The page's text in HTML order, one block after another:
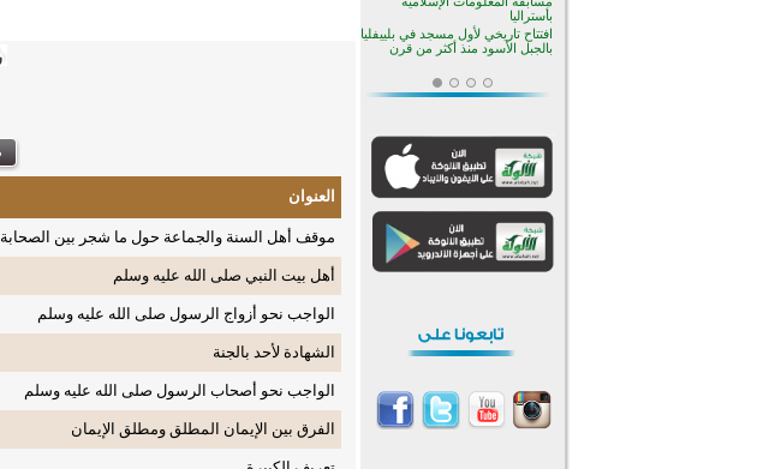
العنوان
موقف أهل السنة والجماعة حول ما شجر بين الصحابة
أهل بيت النبي صلى الله عليه وسلم
الواجب نحو أزواج الرسول صلى الله عليه وسلم
الشهادة لأحد بالجنة
الواجب نحو أصحاب الرسول صلى الله عليه وسلم
الفرق بين الإيمان المطلق ومطلق الإيمان
بأستراليا
افتتاح تاريخي لأول مسجد في بلييفليا
بالجبل الأسود منذ أكثر من قرن
منطقة ريبوفسي تحتفل بميلاد
مسجد جديد في أجواء إيمانية مميزة
أستراليا يفتتح أبوابه بعد سنوات من
العمل والعطاء
القرآن والتربية في صدارة البرامج
الصيفية للمسلمين في بينزا
اختتام الدورة التاسعة لمسابقة حفظ
وتلاوة القرآن الكريم في أزناكاييف
تيسليتش تختتم برنامجا تعليميا لتعزيز
إستولتس 2026" ببرنامج ديني
وثقافي يمتد حتى أغسطس
بأستراليا
افتتاح تاريخي لأول مسجد في بلييفليا
بالجبل الأسود منذ أكثر من قرن